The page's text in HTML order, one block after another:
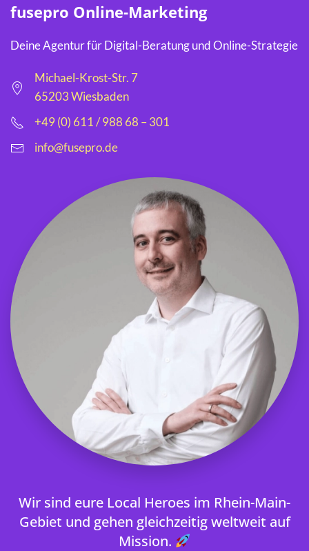
fusepro Online-Marketing
Deine Agentur für Digital-Beratung und Online-Strategie
Michael-Krost-Str. 7
65203 Wiesbaden
+49 (0) 611 / 988 68 – 301
info@fusepro.de
Wir sind eure Local Heroes im Rhein-Main-
Gebiet und gehen gleichzeitig weltweit auf
Mission.